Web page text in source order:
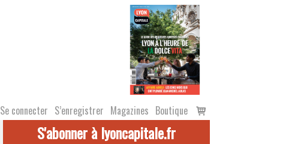
Se connecter S’enregistrer Magazines Boutique
Voir
le
S'abonner à lyoncapitale.fr